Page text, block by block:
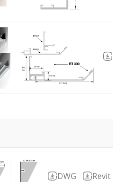
DWG Revit